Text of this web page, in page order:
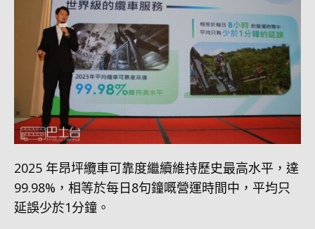
2025 年昂坪纜車可靠度繼續維持歷史最高水平，達
99.98%，相等於每日8句鐘嘅營運時間中，平均只
延誤少於1分鐘。